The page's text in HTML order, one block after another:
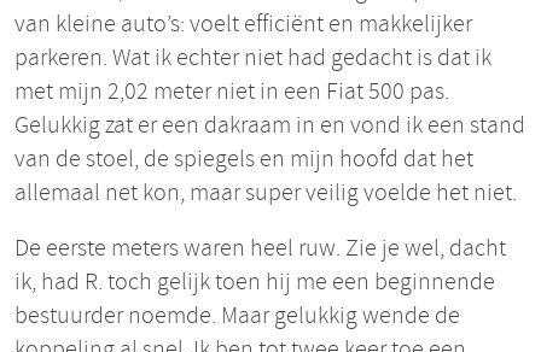
van kleine auto’s: voelt efficiënt en makkelijker
parkeren. Wat ik echter niet had gedacht is dat ik
met mijn 2,02 meter niet in een Fiat 500 pas.
Gelukkig zat er een dakraam in en vond ik een stand
van de stoel, de spiegels en mijn hoofd dat het
allemaal net kon, maar super veilig voelde het niet.
De eerste meters waren heel ruw. Zie je wel, dacht
ik, had R. toch gelijk toen hij me een beginnende
bestuurder noemde. Maar gelukkig wende de